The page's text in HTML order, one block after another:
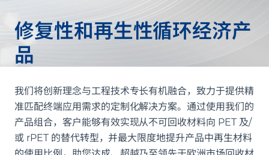
修复性和再生性循环经济产
品
我们将创新理念与工程技术专长有机融合，致力于提供精
准匹配终端应用需求的定制化解决方案。通过使用我们的
产品组合，客户能够有效实现从不可回收材料向 PET 及/
或 rPET 的替代转型，并最大限度地提升产品中再生材料